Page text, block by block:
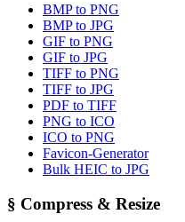
BMP to PNG
BMP to JPG
GIF to PNG
GIF to JPG
TIFF to PNG
TIFF to JPG
PDF to TIFF
PNG to ICO
ICO to PNG
Favicon-Generator
Bulk HEIC to JPG
§ Compress & Resize